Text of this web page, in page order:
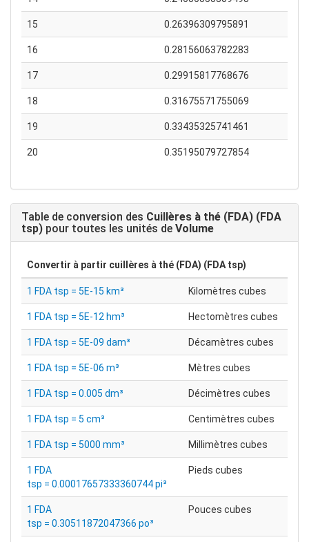
15 0.26396309795891
16 0.28156063782283
17 0.29915817768676
18 0.31675571755069
19 0.33435325741461
20 0.35195079727854
Table de conversion des Cuillères à thé (FDA) (FDA
tsp) pour toutes les unités de Volume
Convertir à partir cuillères à thé (FDA) (FDA tsp)
1 FDA tsp = 5E-15 km³ Kilomètres cubes
1 FDA tsp = 5E-12 hm³ Hectomètres cubes
1 FDA tsp = 5E-09 dam³ Décamètres cubes
1 FDA tsp = 5E-06 m³ Mètres cubes
1 FDA tsp = 0.005 dm³ Décimètres cubes
1 FDA tsp = 5 cm³ Centimètres cubes
1 FDA tsp = 5000 mm³ Millimètres cubes
1 FDA
tsp = 0.00017657333360744 pi³
Pieds cubes
1 FDA
tsp = 0.30511872047366 po³
Pouces cubes